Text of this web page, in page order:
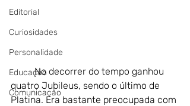
Editorial
Curiosidades
Personalidade
Educação
Comunicação
	No decorrer do tempo ganhou
quatro Jubileus, sendo o último de
Platina. Era bastante preocupada com